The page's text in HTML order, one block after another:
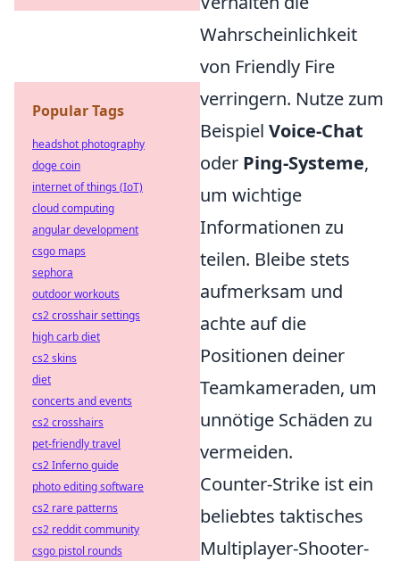
Wahrscheinlichkeit
von Friendly Fire
verringern. Nutze zum
Beispiel Voice-Chat
oder Ping-Systeme,
um wichtige
Informationen zu
teilen. Bleibe stets
aufmerksam und
achte auf die
Positionen deiner
Teamkameraden, um
unnötige Schäden zu
vermeiden.
Counter-Strike ist ein
beliebtes taktisches
Multiplayer-Shooter-
Popular Tags
headshot photography
doge coin
internet of things (IoT)
cloud computing
angular development
csgo maps
sephora
outdoor workouts
cs2 crosshair settings
high carb diet
cs2 skins
diet
concerts and events
cs2 crosshairs
pet-friendly travel
cs2 Inferno guide
photo editing software
cs2 rare patterns
cs2 reddit community
csgo pistol rounds